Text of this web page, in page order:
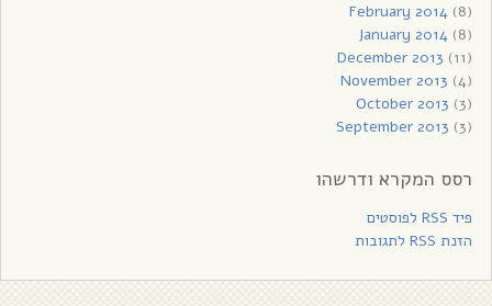
February 2014(8)
January 2014(8)
December 2013 (11)
November 2013 (4)
October 2013 (3)
September 2013 (3)
רסס המקרא ודרשהו
פיד RSS לפוסטים
הזנת RSS לתגובות